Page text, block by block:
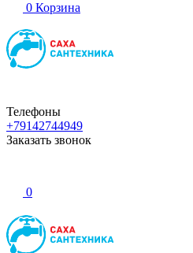
0 Корзина
Телефоны
+79142744949
Заказать звонок
0